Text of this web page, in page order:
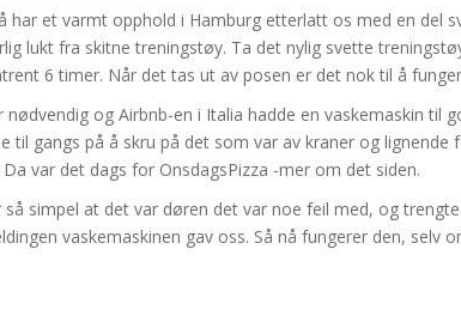
har et varmt opphold i Hamburg etterlatt os med en del
lukt fra skitne treningstøy. Ta det nylig svette
6 timer. Når det tas ut av posen er det nok til å
nødvendig og Airbnb-en i Italia hadde en vaskemaskin
til gangs på å skru på det som var av kraner og
var det dags for OnsdagsPizza -mer om det siden.
simpel at det var døren det var noe feil med, og
vaskemaskinen gav oss. Så nå fungerer den, selv